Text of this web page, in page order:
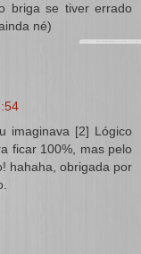
briga se tiver errado
né)
imaginava [2] Lógico
ficar 100%, mas pelo
hahaha, obrigada por